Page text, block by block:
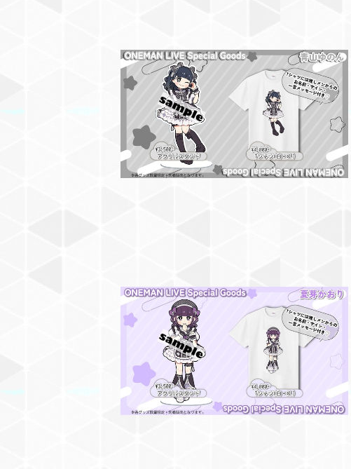
【青山ゆのん】アクリルスタンド【2/24恵比寿
LIQUIDROOM ワンマングッズ】
【夏芽かおり】アクリルスタンド【2/24恵比寿L
IQUIDROOM ワンマングッズ】